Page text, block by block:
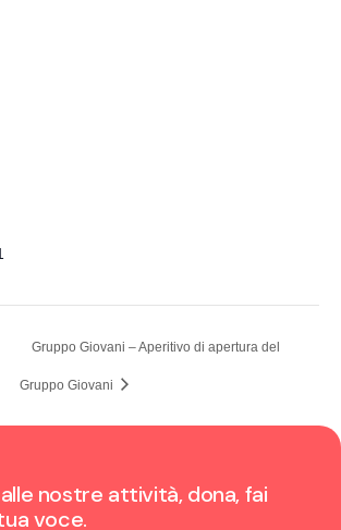
Gruppo Giovani – Aperitivo di apertura del
Gruppo Giovani
nostre attività, dona, fai
voce.